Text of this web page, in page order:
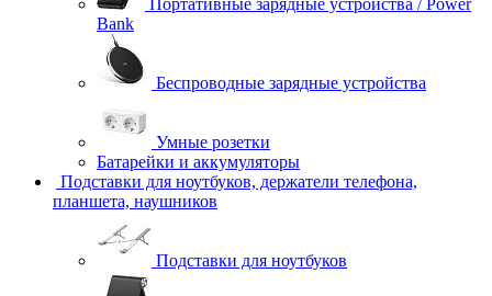
Портативные зарядные устройства / Power
Bank
Беспроводные зарядные устройства
Умные розетки
Батарейки и аккумуляторы
Подставки для ноутбуков, держатели телефона,
планшета, наушников
Подставки для ноутбуков